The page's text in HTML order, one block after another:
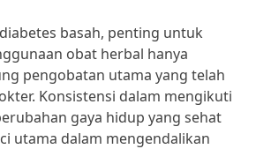
basah, penting untuk
obat herbal hanya
pengobatan utama yang telah
Konsistensi dalam mengikuti
gaya hidup yang sehat
utama dalam mengendalikan